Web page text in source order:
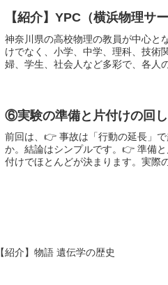
【紹介】YPC（横浜物理サー
神奈川県の高校物理の教員が中心と
けでなく、小学、中学、理科、技術
婦、学生、社会人など多彩で、各人
⑥実験の準備と片付けの回
前回は、👉 事故は「行動の延長」
か。結論はシンプルです。👉 準備
付けでほとんどが決まります。実際
【紹介】物語 遺伝学の歴史